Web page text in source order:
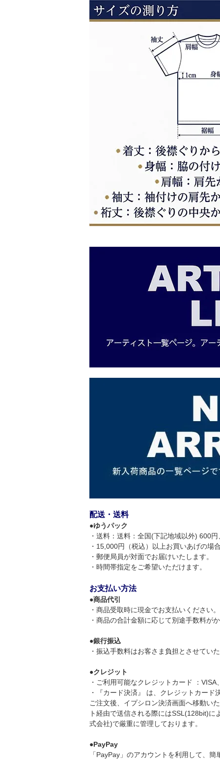
配送・送料
●ゆうパック
・送料：送料：全国(下記地域以外) 600
・15,000円（税込）以上お買いあげの場
・郵便局員が対面でお届けいたします。
・時間帯指定をご希望いただけます。
お支払い方法
●商品代引
・商品受取時に現金でお支払いください。
・商品の合計金額に応じて別途手数料が
●銀行振込
・振込手数料はお客さま負担とさせてい
●クレジット
・ご利用可能なクレジットカード ：
・『カード決済』 は、クレジットカー
ご注文後、イプシロン決済画面へ移動い
ト経由で送信される際にはSSL(128bit)
式会社)で厳重に管理しております。
●PayPay
「PayPay」のアカウントを利用して、